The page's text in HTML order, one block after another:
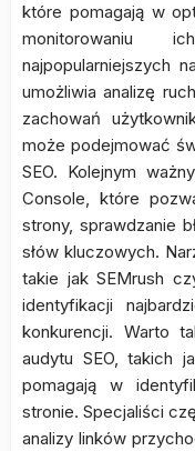
które pomagają w
monitorowaniu
najpopularniejszych
umożliwia analizę
zachowań
może podejmować
SEO. Kolejnym
Console, które
strony, sprawdzanie
słów kluczowych.
takie jak SEMrush
identyfikacji
konkurencji. Warto
audytu SEO, takich
pomagają w
stronie. Specjaliści
analizy linków